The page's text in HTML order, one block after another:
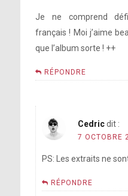
Je ne comprend
français ! Moi j’aime
que l’album sorte ! ++
RÉPONDRE
Cedric dit :
7 OCTOBRE
PS: Les extraits ne
RÉPONDRE